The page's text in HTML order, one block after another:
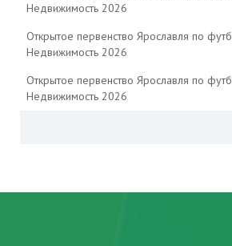
Недвижимость 2026
Открытое первенство Ярославля по
Недвижимость 2026
Открытое первенство Ярославля по
Недвижимость 2026